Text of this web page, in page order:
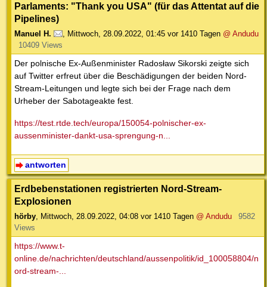
Parlaments: "Thank you USA" (für das Attentat auf die
Pipelines)
Manuel H. , Mittwoch, 28.09.2022, 01:45 vor 1410 Tagen @ Andudu
10409 Views
Der polnische Ex-Außenminister Radosław Sikorski zeigte sich
auf Twitter erfreut über die Beschädigungen der beiden Nord-
Stream-Leitungen und legte sich bei der Frage nach dem
Urheber der Sabotageakte fest.
https://test.rtde.tech/europa/150054-polnischer-ex-
aussenminister-dankt-usa-sprengung-n...
antworten
Erdbebenstationen registrierten Nord-Stream-
Explosionen
hörby Mittwoch, 28.09.2022, 04:08 vor 1410 Tagen @ Andudu
9582
Views
https://www.t-
online.de/nachrichten/deutschland/aussenpolitik/id_100058804/n
ord-stream-...